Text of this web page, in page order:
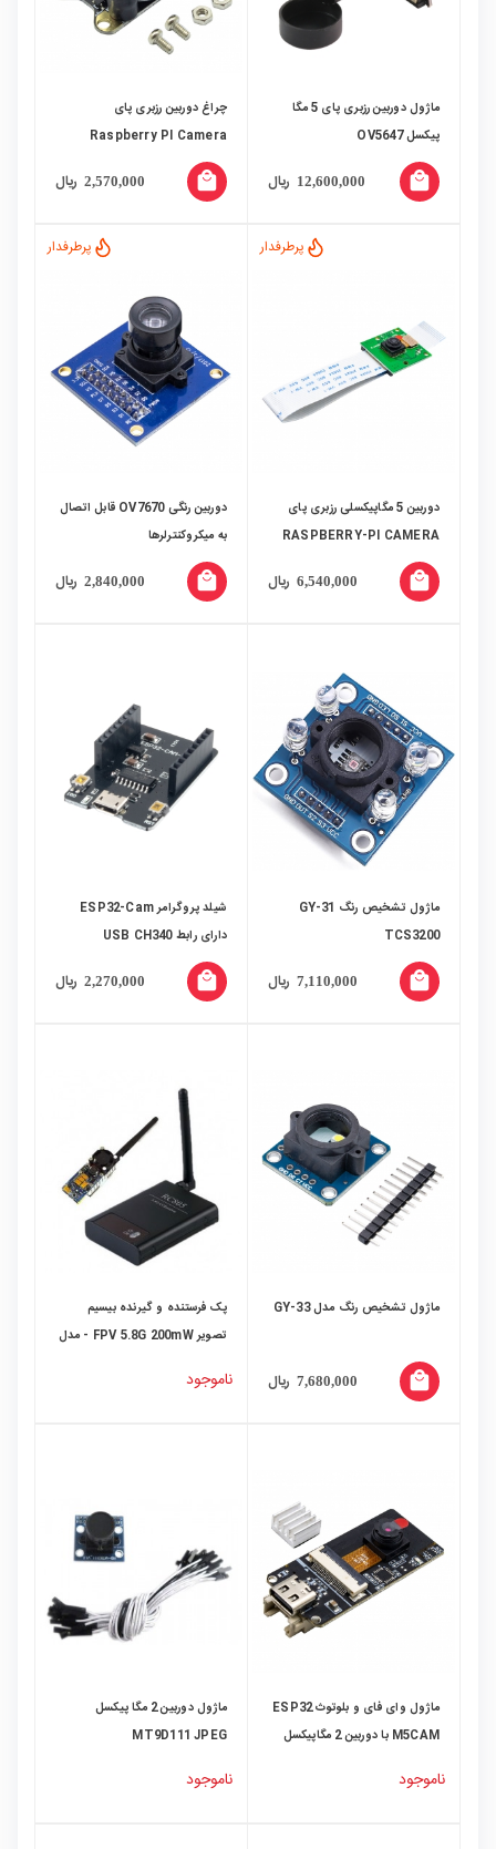
ماژول دوربین رزبری پای 5 مگا
پیکسل OV5647
12,600,000 ریال local_mall
چراغ دوربین رزبری پای
Raspberry PI Camera
Light
2,570,000 ریال local_mall
پرطرفدار
دوربین 5 مگاپیکسلی رزبری پای
RASPBERRY-PI CAMERA
6,540,000 ریال local_mall
پرطرفدار
دوربین رنگی OV7670 قابل اتصال
به میکروکنترلرها
2,840,000 ریال local_mall
ماژول تشخیص رنگ GY-31
TCS3200
7,110,000 ریال local_mall
شیلد پروگرامر ESP32-Cam
دارای رابط USB CH340
2,270,000 ریال local_mall
ماژول تشخیص رنگ مدل GY-33
7,680,000 ریال local_mall
پک فرستنده و گیرنده بیسیم
تصویر FPV 5.8G 200mW - مدل
ناموجود
ماژول وای فای و بلوتوث ESP32
M5CAM با دوربین 2 مگاپیکسل
ناموجود
ماژول دوربین 2 مگا پیکسل
MT9D111 JPEG
ناموجود